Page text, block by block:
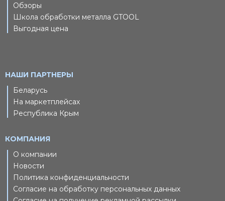
Обзоры
Школа обработки металла GTOOL
Выгодная цена
НАШИ ПАРТНЕРЫ
Беларусь
На маркетплейсах
Республика Крым
КОМПАНИЯ
О компании
Новости
Политика конфиденциальности
Согласие на обработку персональных данных